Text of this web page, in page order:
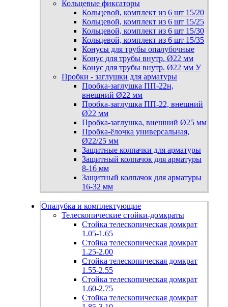
Кольцевые фиксаторы
Кольцевой, комплект из 6 шт 15/20
Кольцевой, комплект из 6 шт 15/25
Кольцевой, комплект из 6 шт 15/30
Кольцевой, комплект из 6 шт 15/35
Конусы для трубы опалубочные
Конус для трубы внутр. Ø22 мм
Конус для трубы внутр. Ø22 мм У
Пробки - заглушки для арматуры
Пробка-заглушка ПП-22н,
внешний Ø22 мм
Пробка-заглушка ПП-22, внешний
Ø22 мм
Пробка-заглушка, внешний Ø25 мм
Пробка-ёлочка универсальная,
Ø22/25 мм
Защитные колпачки для арматуры
Защитный колпачок для арматуры
8-16 мм
Защитный колпачок для арматуры
16-32 мм
Опалубка и комплектующие
Телескопические стойки-домкраты
Стойка телескопическая домкрат
1.05-1.65
Стойка телескопическая домкрат
1.25-2.00
Стойка телескопическая домкрат
1.55-2.55
Стойка телескопическая домкрат
1.60-2.75
Стойка телескопическая домкрат